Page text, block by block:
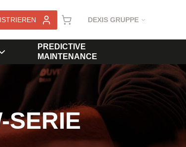
DEXIS GRUPPE
PREDICTIVE
MAINTENANCE
SERIE